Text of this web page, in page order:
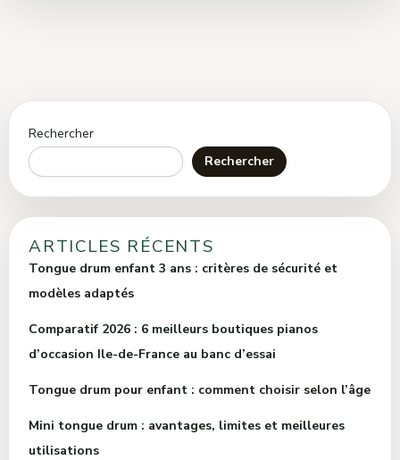
Rechercher
Rechercher
ARTICLES RÉCENTS
Tongue drum enfant 3 ans : critères de sécurité et
modèles adaptés
Comparatif 2026 : 6 meilleurs boutiques pianos
d’occasion Ile-de-France au banc d’essai
Tongue drum pour enfant : comment choisir selon l’âge
Mini tongue drum : avantages, limites et meilleures
utilisations